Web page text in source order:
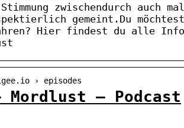
zwischendurch auch
gemeint.Du möchtest
Hier findest du alle
› episodes
– Podcast